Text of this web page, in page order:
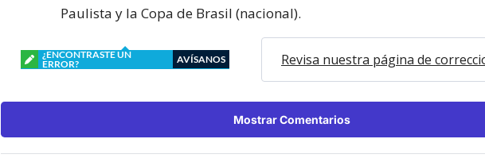
Paulista y la Copa de Brasil (nacional).
¿ENCONTRASTE UN
ERROR?
AVÍSANOS Revisa nuestra página de
Mostrar Comentarios